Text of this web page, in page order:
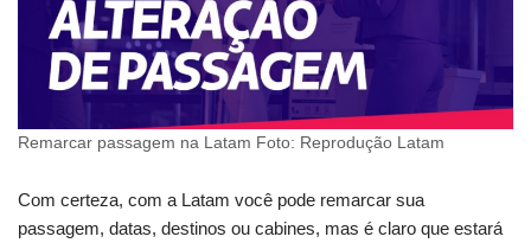
Remarcar passagem na Latam Foto: Reprodução Latam
Com certeza, com a Latam você pode remarcar sua
passagem, datas, destinos ou cabines, mas é claro que estará